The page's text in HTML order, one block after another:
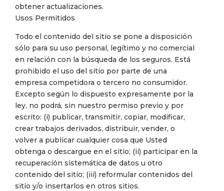
obtener actualizaciones.
Usos Permitidos
Todo el contenido del sitio se pone a disposición
sólo para su uso personal, legítimo y no comercial
en relación con la búsqueda de los seguros. Está
prohibido el uso del sitio por parte de una
empresa competidora o tercero no consumidor.
Excepto según lo dispuesto expresamente por la
ley, no podrá, sin nuestro permiso previo y por
escrito: (i) publicar, transmitir, copiar, modificar,
crear trabajos derivados, distribuir, vender, o
volver a publicar cualquier cosa que Usted
obtenga o descargue en el sitio; (ii) participar en la
recuperación sistemática de datos u otro
contenido del sitio; (iii) reformular contenidos del
sitio y/o insertarlos en otros sitios.